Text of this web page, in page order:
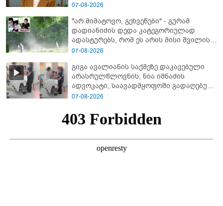
07-08-2026
"არ მიმატოვო, გეხვეწები" - გუ­რა­მ
დადიანიძის დედა კა­ტე­გო­რი­უ­ლად
ადას­ტუ­რებს, რომ ეს არის მისი შვი­ლის
ხმა
07-08-2026
გიგა ავალიანის საქმეზე დაკავებული
არასრულწლოვნის, ნია იმნაძის
ადვოკატი, საავადმყოფოში გადაღებულ
კადრებს ავრცელებს
07-08-2026